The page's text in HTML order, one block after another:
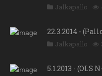
Jalkapallo
22.3.2014 -
Jalkapallo
5.1.2013 -